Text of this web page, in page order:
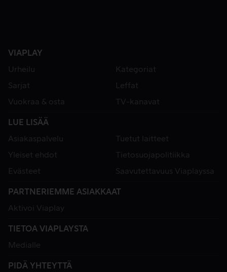
VIAPLAY
Urheilu
Kategoriat
Sarjat
Leffat
Vuokraa & osta
TV-kanavat
LUE LISÄÄ
Asiakaspalvelu
Tuetut laitteet
Yleiset ehdot
Tietosuojapolitiikka
Evästeet
Saavutettavuus Viaplayssa
PARTNERIEMME ASIAKKAAT
Aktivoi Viaplay
TIETOA VIAPLAYSTA
Medialle
PIDÄ YHTEYTTÄ